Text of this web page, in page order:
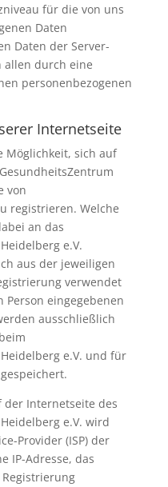
für die von uns
Daten
Daten der Server-
allen durch eine
personenbezogenen
Internetseite
Möglichkeit, sich auf
von
registrieren. Welche
an das
e.V.
aus der jeweiligen
verwendet
eingegebenen
ausschließlich
e.V. und für
der Internetseite des
e.V. wird
Provider (ISP) der
IP-Adresse, das